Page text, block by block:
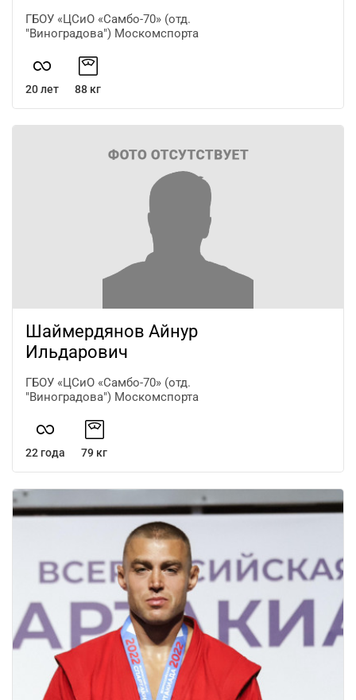
ГБОУ «ЦСиО «Самбо-70» (отд.
"Виноградова") Москомспорта
20 лет 88 кг
Шаймердянов Айнур
Ильдарович
ГБОУ «ЦСиО «Самбо-70» (отд.
"Виноградова") Москомспорта
22 года 79 кг